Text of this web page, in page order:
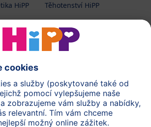
HiPP
Těhotenství HiPP
Ochrana osobních údajů
osobních údajů (BabyClub)
osobních údajů (Fotosoutěž)
pravidla užívání webové stránky
soutěže (Fotosoutěž)